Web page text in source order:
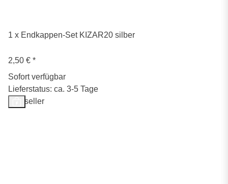
1 x Endkappen-Set KIZAR20 silber
2,50 € *
Sofort verfügbar
Lieferstatus: ca. 3-5 Tage
Bestseller